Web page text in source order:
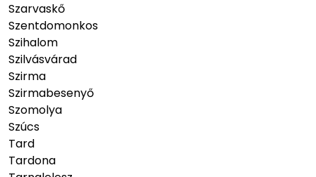
Szarvaskő
Szentdomonkos
Szihalom
Szilvásvárad
Szirma
Szirmabesenyő
Szomolya
Szúcs
Tard
Tardona